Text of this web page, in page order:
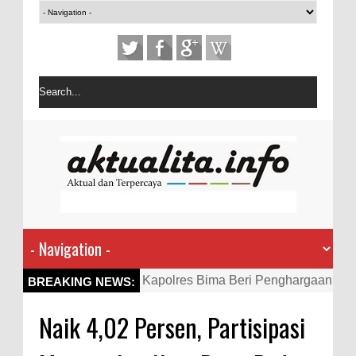
BREAKING NEWS:
Kapolres Bima Beri Penghargaan
Aktif Bantu Polisi Berantas
Naik 4,02 Persen, Partisipasi